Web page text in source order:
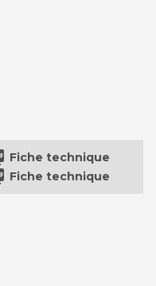
Fiche technique
Fiche technique